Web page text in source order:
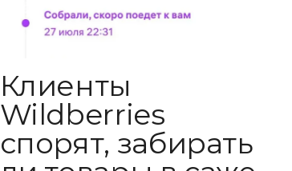
Клиенты
Wildberries
спорят, забирать